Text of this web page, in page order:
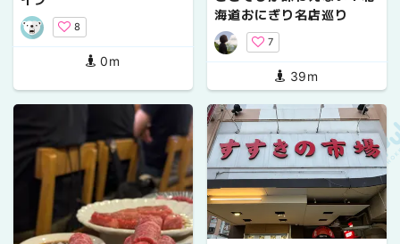
8
0m
海道おにぎり名店巡り
7
39m